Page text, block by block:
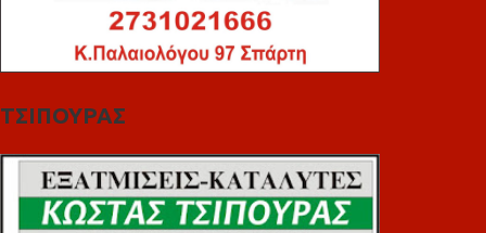
ΤΣΙΠΟΥΡΑΣ